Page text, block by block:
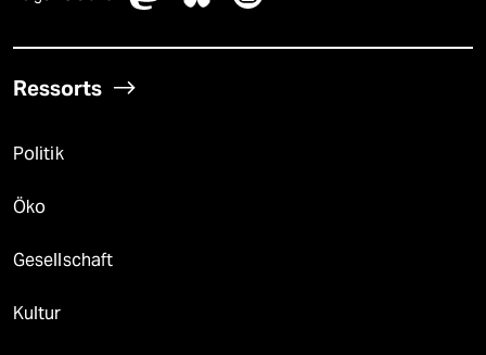
Ressorts
Politik
Öko
Gesellschaft
Kultur